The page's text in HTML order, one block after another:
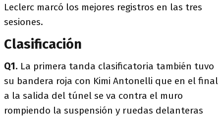
Leclerc marcó los mejores registros en las tres
sesiones.
Clasificación
Q1. La primera tanda clasificatoria también tuvo
su bandera roja con Kimi Antonelli que en el final
a la salida del túnel se va contra el muro
rompiendo la suspensión y ruedas delanteras